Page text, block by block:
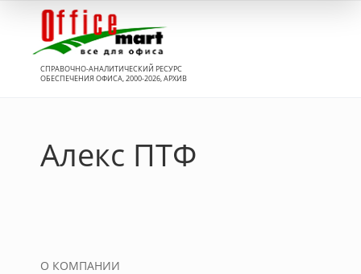
СПРАВОЧНО-АНАЛИТИЧЕСКИЙ РЕСУРС
ОБЕСПЕЧЕНИЯ ОФИСА, 2000-2026, АРХИВ
Алекс ПТФ
О КОМПАНИИ